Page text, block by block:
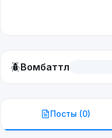
🪲Вомбаттл
Посты (0)